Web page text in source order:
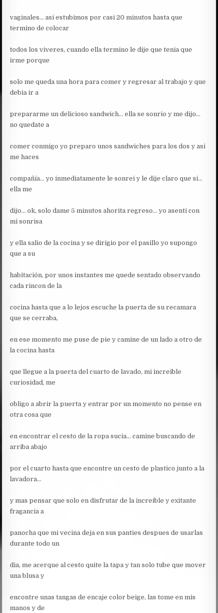
vaginales… asi estubimos por casi 20 minutos hasta que
termino de colocar
todos los viveres, cuando ella termino le dije que tenia que
irme porque
solo me queda una hora para comer y regresar al trabajo y que
debia ir a
prepararme un delicioso sandwich… ella se sonrio y me dijo…
no quedate a
comer conmigo yo preparo unos sandwiches para los dos y asi
me haces
compañía… yo inmediatamente le sonrei y le dije claro que si…
ella me
dijo… ok, solo dame 5 minutos ahorita regreso… yo asenti con
mi sonrisa
y ella salio de la cocina y se dirigio por el pasillo yo supongo
que a su
habitación, por unos instantes me quede sentado observando
cada rincon de la
cocina hasta que a lo lejos escuche la puerta de su recamara
que se cerraba,
en ese momento me puse de pie y camine de un lado a otro de
la cocina hasta
que llegue a la puerta del cuarto de lavado, mi increible
curiosidad, me
obligo a abrir la puerta y entrar por un momento no pense en
otra cosa que
en encontrar el cesto de la ropa sucia… camine buscando de
arriba abajo
por el cuarto hasta que encontre un cesto de plastico junto a la
lavadora…
y mas pensar que solo en disfrutar de la increible y exitante
fragancia a
panocha que mi vecina deja en sus panties despues de usarlas
durante todo un
dia, me acerque al cesto quite la tapa y tan solo tube que mover
una blusa y
encontre unas tangas de encaje color beige, las tome en mis
manos y de